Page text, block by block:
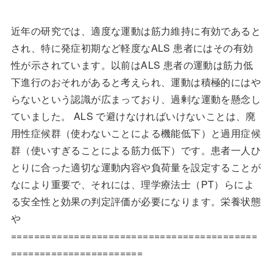
近年の研究では、適度な運動は筋力維持に有効であると
され、特に発症初期など軽度なALS 患者にはその有効
性が示されています。以前はALS 患者の運動は筋力低
下進行のおそれがあると考えられ、運動は積極的にはや
らないという認識が広まっており、過剰な運動を懸念し
ていました。 ALS で避けなければいけないことは、廃
用性症候群（使わないことによる機能低下）と過用症候
群（使いすぎることによる筋力低下）です。患者一人ひ
とりに合った適切な運動内容や負荷量を設定することが
なにより重要で、それには、理学療法士（PT）らによ
る安全性と効果の判定評価が必要になります。栄養状態
や
===========================================
=======================